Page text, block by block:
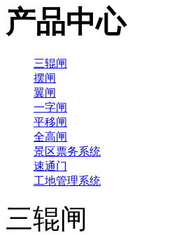
产品中心
三辊闸
摆闸
翼闸
一字闸
平移闸
全高闸
景区票务系统
速通门
工地管理系统
三辊闸